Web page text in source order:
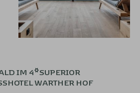
IM 4*SUPERIOR
WARTHER HOF